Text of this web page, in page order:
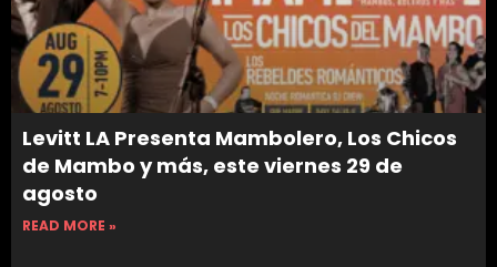
Levitt LA Presenta Mambolero, Los Chicos
de Mambo y más, este viernes 29 de
agosto
READ MORE »